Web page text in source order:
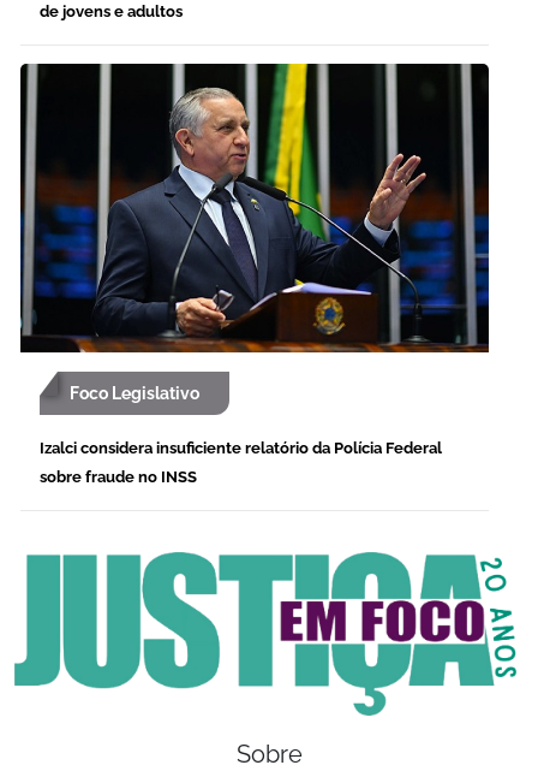
de jovens e adultos
Foco Legislativo
Izalci considera insuficiente relatório da Polícia Federal
sobre fraude no INSS
Sobre